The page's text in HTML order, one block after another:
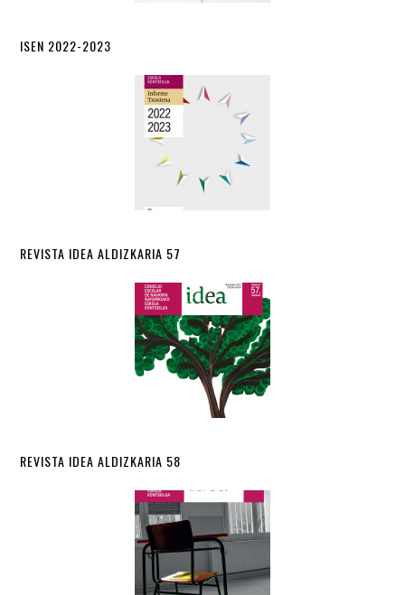
ISEN 2022-2023
REVISTA IDEA ALDIZKARIA 57
REVISTA IDEA ALDIZKARIA 58